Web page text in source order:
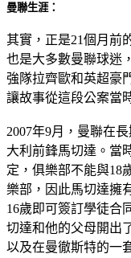
曼聯生涯：
其實，正是21個月前
也是大多數曼聯球迷
強隊拉齊歐和英超豪
讓故事從這段公案當
2007年9月，曼聯在
大利前鋒馬切達。當
定，俱樂部不能與18
樂部，因此馬切達擁
16歲即可簽訂學徒合
切達和他的父母開出
以及在曼徹斯特的一